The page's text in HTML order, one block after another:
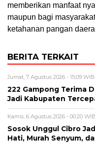
memberikan manfaat
maupun bagi
ketahanan pangan
BERITA TERKAIT
Jumat, 7 Agustus 2026 - 15:09 WIB
222 Gampong Terima
Jadi Kabupaten
Kamis, 6 Agustus 2026 - 00:20 WIB
Sosok Unggul Cibro
Hati, Murah Senyum,